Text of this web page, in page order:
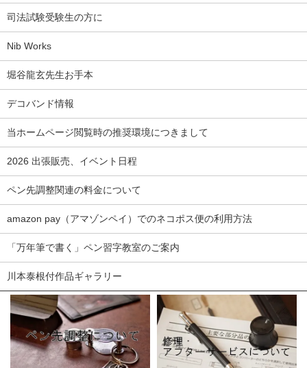
司法試験受験生の方に
Nib Works
堀谷龍玄先生お手本
デコバンド情報
当ホームページ閲覧時の推奨環境につきまして
2026 出張販売、イベント日程
ペン先調整関連の料金について
amazon pay（アマゾンペイ）でのネコポス便の利用方法
「万年筆で書く」ペン習字教室のご案内
川本泰根付作品ギャラリー